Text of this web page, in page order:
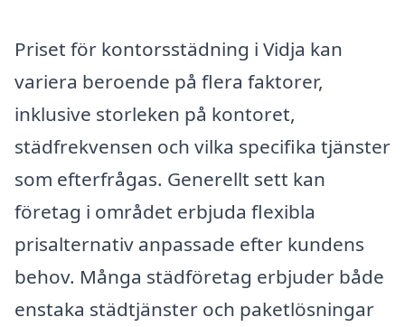
Priset för kontorsstädning i Vidja kan
variera beroende på flera faktorer,
inklusive storleken på kontoret,
städfrekvensen och vilka specifika tjänster
som efterfrågas. Generellt sett kan
företag i området erbjuda flexibla
prisalternativ anpassade efter kundens
behov. Många städföretag erbjuder både
enstaka städtjänster och paketlösningar